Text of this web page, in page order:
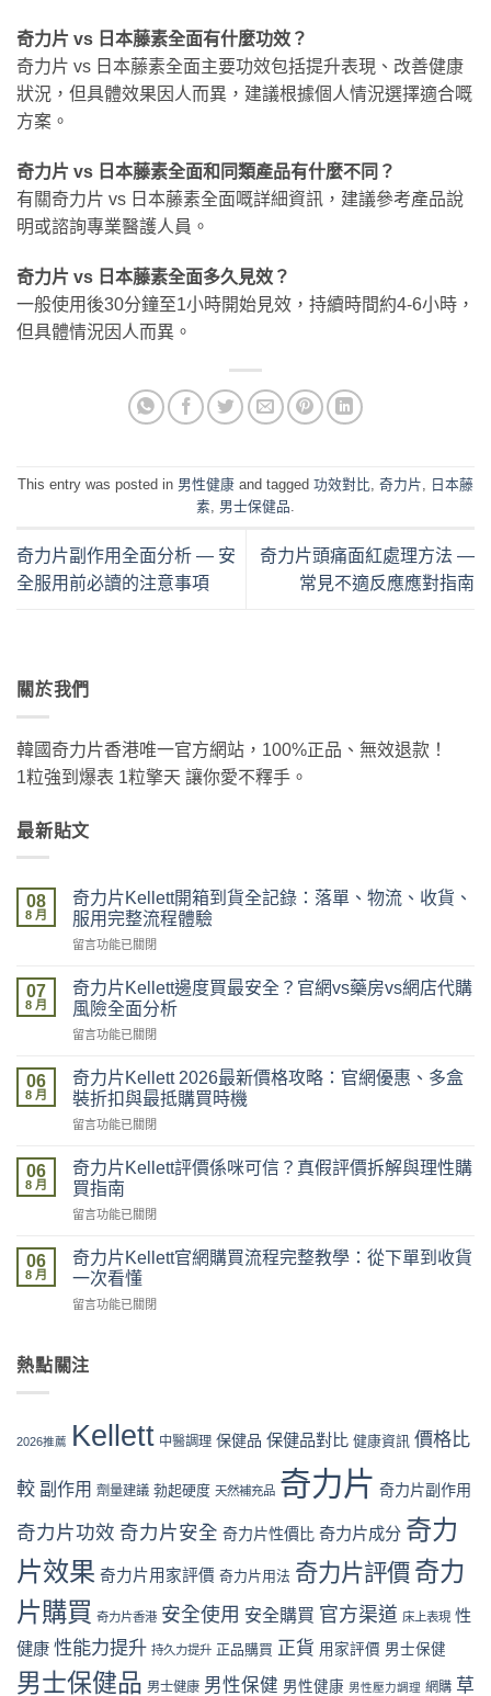
奇力片 vs 日本藤素全面有什麼功效？
奇力片 vs 日本藤素全面主要功效包括提升表現、改善健康
狀況，但具體效果因人而異，建議根據個人情況選擇適合嘅
方案。
奇力片 vs 日本藤素全面和同類產品有什麼不同？
有關奇力片 vs 日本藤素全面嘅詳細資訊，建議參考產品說
明或諮詢專業醫護人員。
奇力片 vs 日本藤素全面多久見效？
一般使用後30分鐘至1小時開始見效，持續時間約4-6小時，
但具體情況因人而異。
This entry was posted in 男性健康 and tagged 功效對比, 奇力片, 日本藤
素, 男士保健品.
奇力片副作用全面分析 — 安
全服用前必讀的注意事項
奇力片頭痛面紅處理方法 —
常見不適反應應對指南
關於我們
韓國奇力片香港唯一官方網站，100%正品、無效退款！
1粒強到爆表 1粒擎天 讓你愛不釋手。
最新貼文
08
8 月
奇力片Kellett開箱到貨全記錄：落單、物流、收貨、
服用完整流程體驗
在
力
片
Kellett
開
到
貨
全
記
落
單、
流、
貨、
服
用
流
程
中
留言功能已關閉
07
8 月
奇力片Kellett邊度買最安全？官網vs藥房vs網店代購
風險全面分析
在
力
片
Kellett
邊
買
最
安
全？
網
vs
房
店
風
險
面
分
中
留言功能已關閉
06
8 月
奇力片Kellett 2026最新價格攻略：官網優惠、多盒
裝折扣與最抵購買時機
在
力
片
Kellett
2026
新
攻
網
盒
扣
最
購
時
機〉
中
留言功能已關閉
06
8 月
奇力片Kellett評價係咪可信？真假評價拆解與理性購
買指南
在
力
片
Kellett
評
咪
假
拆
與
性
購
買
指
南〉
中
留言功能已關閉
06
8 月
奇力片Kellett官網購買流程完整教學：從下單到收貨
一次看懂
在
片
Kellett
購
程
整
教
學：
從
下
單
到
收
貨
留言功能已關閉
熱點關注
2026推薦 Kellett 中醫調理 保健品 保健品對比 健康資訊 價格比
較 副作用 劑量建議 勃起硬度 天然補充品 奇力片 奇力片副作用
奇力片功效 奇力片安全 奇力片性價比 奇力片成分 奇力
片效果 奇力片用家評價 奇力片用法 奇力片評價 奇力
片購買 奇力片香港 安全使用 安全購買 官方渠道 床上表現 性
健康 性能力提升 持久力提升 正品購買 正貨 用家評價 男士保健
男士保健品 男士健康 男性保健 男性健康 男性壓力調理 網購 草